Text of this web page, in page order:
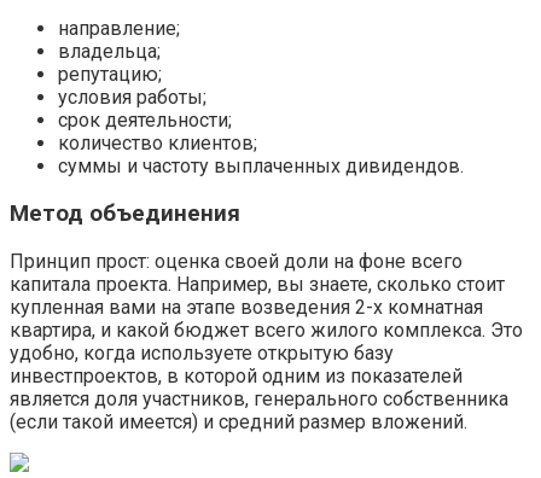
направление;
владельца;
репутацию;
условия работы;
срок деятельности;
количество клиентов;
суммы и частоту выплаченных дивидендов.
Метод объединения
Принцип прост: оценка своей доли на фоне всего
капитала проекта. Например, вы знаете, сколько стоит
купленная вами на этапе возведения 2-х комнатная
квартира, и какой бюджет всего жилого комплекса. Это
удобно, когда используете открытую базу
инвестпроектов, в которой одним из показателей
является доля участников, генерального собственника
(если такой имеется) и средний размер вложений.